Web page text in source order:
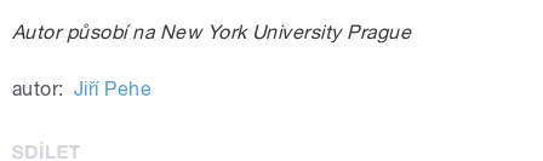
Autor působí na New York University Prague
autor: Jiří Pehe